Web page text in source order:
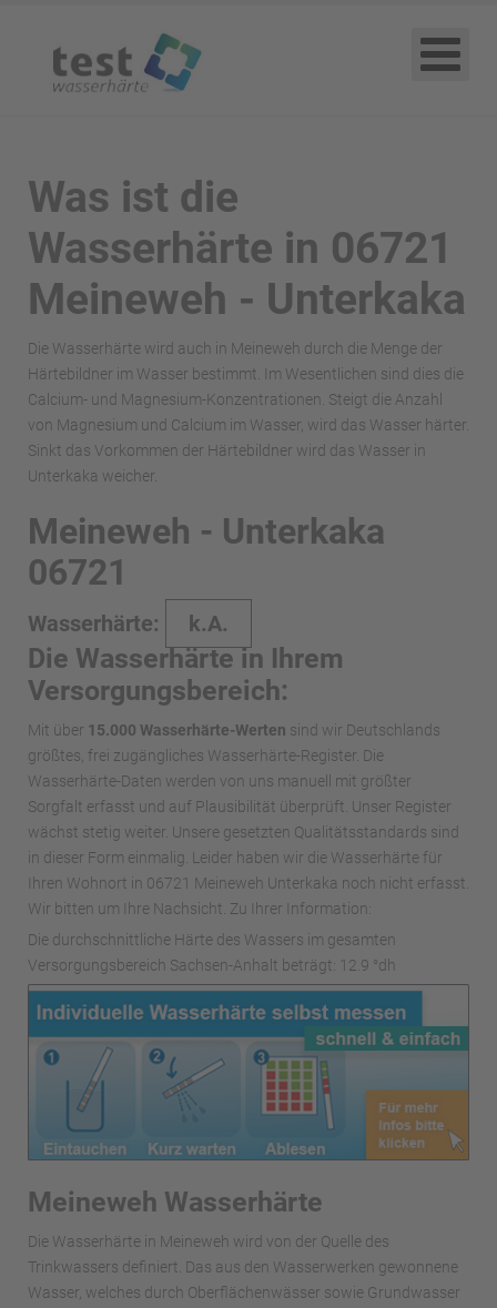
Was ist die
Wasserhärte in 06721
Meineweh - Unterkaka
Die Wasserhärte wird auch in Meineweh durch die Menge der
Härtebildner im Wasser bestimmt. Im Wesentlichen sind dies die
Calcium- und Magnesium-Konzentrationen. Steigt die Anzahl
von Magnesium und Calcium im Wasser, wird das Wasser härter.
Sinkt das Vorkommen der Härtebildner wird das Wasser in
Unterkaka weicher.
Meineweh - Unterkaka
06721
Wasserhärte: k.A.
Die Wasserhärte in Ihrem
Versorgungsbereich:
Mit über 15.000 Wasserhärte-Werten sind wir Deutschlands
größtes, frei zugängliches Wasserhärte-Register. Die
Wasserhärte-Daten werden von uns manuell mit größter
Sorgfalt erfasst und auf Plausibilität überprüft. Unser Register
wächst stetig weiter. Unsere gesetzten Qualitätsstandards sind
in dieser Form einmalig. Leider haben wir die Wasserhärte für
Ihren Wohnort in 06721 Meineweh Unterkaka noch nicht erfasst.
Wir bitten um Ihre Nachsicht. Zu Ihrer Information:
Die durchschnittliche Härte des Wassers im gesamten
Versorgungsbereich Sachsen-Anhalt beträgt: 12.9 °dh
Meineweh Wasserhärte
Die Wasserhärte in Meineweh wird von der Quelle des
Trinkwassers definiert. Das aus den Wasserwerken gewonnene
Wasser, welches durch Oberflächenwässer sowie Grundwasser